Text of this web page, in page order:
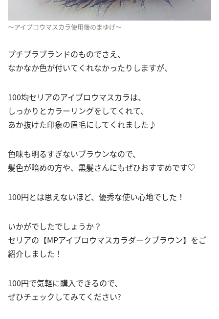
～アイブロウマスカラ使用後のまゆげ～
プチプラブランドのものでさえ、
なかなか色が付いてくれなかったりしますが、
100均セリアのアイブロウマスカラは、
しっかりとカラーリングをしてくれて、
あか抜けた印象の眉毛にしてくれました♪
色味も明るすぎないブラウンなので、
髪色が暗めの方や、黒髪さんにもぜひおすすめです♡
100円とは思えないほど、優秀な使い心地でした！
いかがでしたでしょうか？
セリアの【MPアイブロウマスカラダークブラウン】をご
紹介しました！
100円で気軽に購入できるので、
ぜひチェックしてみてください?